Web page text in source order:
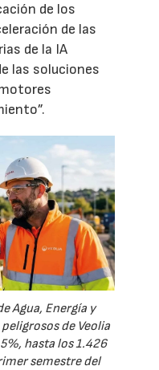
de los
de las
de la IA
las soluciones
Agua, Energía y
de Veolia
hasta los 1.426
semestre del